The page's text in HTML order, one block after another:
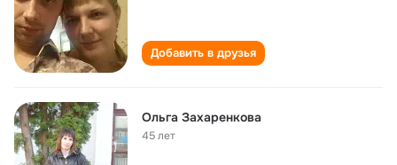
Добавить в друзья
Ольга Захаренкова
45 лет